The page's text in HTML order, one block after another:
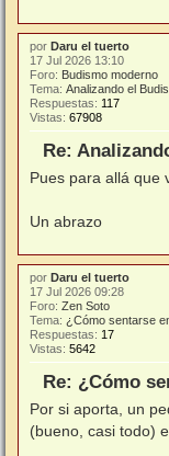
por Daru el tuerto
17 Jul 2026 13:10
Foro: Budismo moderno
Tema: Analizando el
Respuestas: 117
Vistas: 67908
Re:
Pues para allá que
Un abrazo
por Daru el tuerto
17 Jul 2026 09:28
Foro: Zen Soto
Tema: ¿Cómo sentarse
Respuestas: 17
Vistas: 5642
Re: ¿Cómo
Por si aporta, un
(bueno, casi todo)